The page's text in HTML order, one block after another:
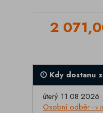
2
Kdy dostanu
úterý 11.08.2026
Osobní odběr - v